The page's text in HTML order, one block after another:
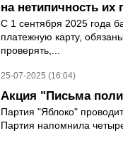
на нетипичность их
С 1 сентября 2025 года
платежную карту,
проверять,...
25-07-2025 (16:04)
Акция "Письма
Партия "Яблоко"
Партия напомнила